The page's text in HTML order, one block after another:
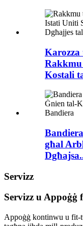
Karozza
Kostali
għal
Servizz
Servizz u Appoġġ
Appoġġ kontinwu u fit-